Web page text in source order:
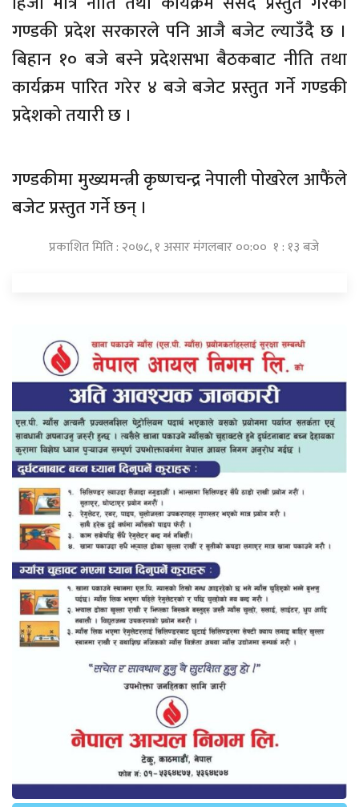
गण्डकी प्रदेश सरकारले पनि आजै बजेट ल्याउँदै छ ।
बिहान १० बजे बस्ने प्रदेशसभा बैठकबाट नीति तथा
कार्यक्रम पारित गरेर ४ बजे बजेट प्रस्तुत गर्ने गण्डकी
प्रदेशको तयारी छ ।
गण्डकीमा मुख्यमन्त्री कृष्णचन्द्र नेपाली पोखरेल आफैंले
बजेट प्रस्तुत गर्ने छन् ।
प्रकाशित मिति : २०७८, १ असार मंगलबार ००:०० १ : १३ बजे